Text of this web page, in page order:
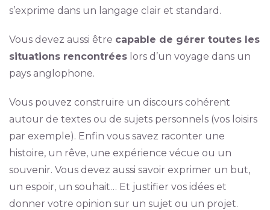
s’exprime dans un langage clair et standard.
Vous devez aussi être capable de gérer toutes les
situations rencontréeslors d’un voyage dans un
pays anglophone.
Vous pouvez construire un discours cohérent
autour de textes ou de sujets personnels (vos loisirs
par exemple). Enfin vous savez raconter une
histoire, un rêve, une expérience vécue ou un
souvenir. Vous devez aussi savoir exprimer un but,
un espoir, un souhait… Et justifier vos idées et
donner votre opinion sur un sujet ou un projet.